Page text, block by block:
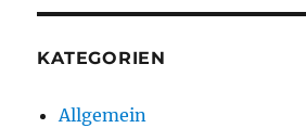
KATEGORIEN
Allgemein